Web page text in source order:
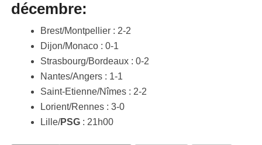
décembre:
Brest/Montpellier : 2-2
Dijon/Monaco : 0-1
Strasbourg/Bordeaux : 0-2
Nantes/Angers : 1-1
Saint-Etienne/Nîmes : 2-2
Lorient/Rennes : 3-0
Lille/PSG: 21h00